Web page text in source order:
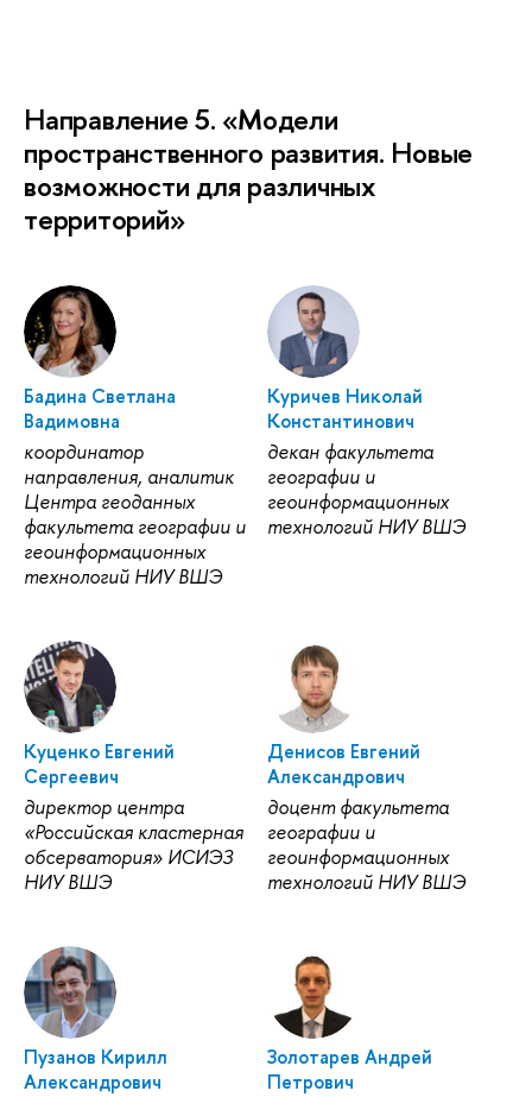
Направление 5. «Модели
пространственного развития. Новые
возможности для различных
территорий»
Бадина Светлана
Вадимовна
координатор
направления, аналитик
Центра геоданных
факультета географии и
геоинформационных
технологий НИУ ВШЭ
Куричев Николай
Константинович
декан факультета
географии и
геоинформационных
технологий НИУ ВШЭ
Куценко Евгений
Сергеевич
директор центра
«Российская кластерная
обсерватория» ИСИЭЗ
НИУ ВШЭ
Денисов Евгений
Александрович
доцент факультета
географии и
геоинформационных
технологий НИУ ВШЭ
Пузанов Кирилл
Александрович
Золотарев Андрей
Петрович